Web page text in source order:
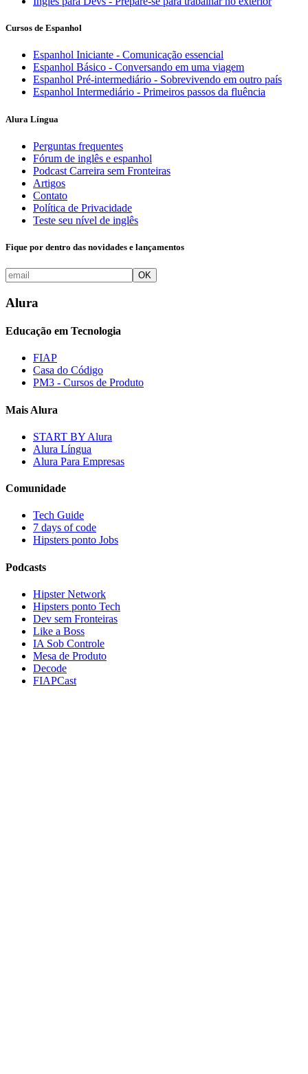
Cursos de Espanhol
Espanhol Iniciante - Comunicação essencial
Espanhol Básico - Conversando em uma viagem
Espanhol Pré-intermediário - Sobrevivendo em outro país
Espanhol Intermediário - Primeiros passos da fluência
Alura Língua
Perguntas frequentes
Fórum de inglês e espanhol
Podcast Carreira sem Fronteiras
Artigos
Contato
Política de Privacidade
Teste seu nível de inglês
Fique por dentro das novidades e lançamentos
OK
Alura
Educação em Tecnologia
FIAP
Casa do Código
PM3 - Cursos de Produto
Mais Alura
START BY Alura
Alura Língua
Alura Para Empresas
Comunidade
Tech Guide
7 days of code
Hipsters ponto Jobs
Podcasts
Hipster Network
Hipsters ponto Tech
Dev sem Fronteiras
Like a Boss
IA Sob Controle
Mesa de Produto
Decode
FIAPCast